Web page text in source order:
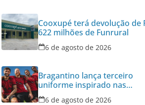
Cooxupé terá devolução de
622 milhões de Funrural
6 de agosto de 2026
Bragantino lança terceiro
uniforme inspirado nas
categorias de base
6 de agosto de 2026